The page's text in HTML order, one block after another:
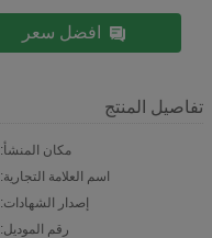
افضل سعر
تفاصيل المنتج
مكان المنشأ:
اسم العلامة التجارية:
إصدار الشهادات:
رقم الموديل: